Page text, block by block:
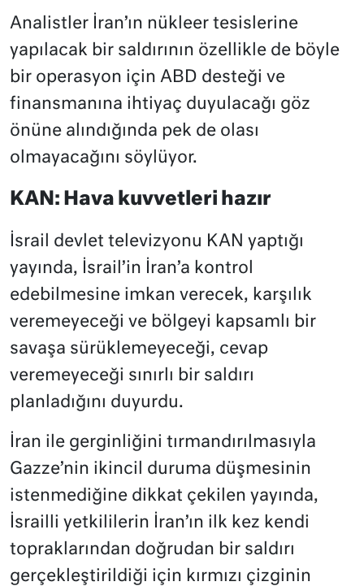
Analistler İran’ın nükleer tesislerine
yapılacak bir saldırının özellikle de böyle
bir operasyon için ABD desteği ve
finansmanına ihtiyaç duyulacağı göz
önüne alındığında pek de olası
olmayacağını söylüyor.
KAN: Hava kuvvetleri hazır
İsrail devlet televizyonu KAN yaptığı
yayında, İsrail’in İran’a kontrol
edebilmesine imkan verecek, karşılık
veremeyeceği ve bölgeyi kapsamlı bir
savaşa sürüklemeyeceği, cevap
veremeyeceği sınırlı bir saldırı
planladığını duyurdu.
İran ile gerginliğini tırmandırılmasıyla
Gazze’nin ikincil duruma düşmesinin
istenmediğine dikkat çekilen yayında,
İsrailli yetkililerin İran’ın ilk kez kendi
topraklarından doğrudan bir saldırı
gerçekleştirildiği için kırmızı çizginin